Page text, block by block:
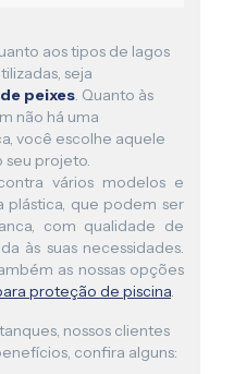
aos tipos de lagos
seja
peixes. Quanto às
não há uma
você escolhe aquele
seu projeto.
vários modelos e
plástica, que podem ser
com qualidade de
às suas necessidades.
as nossas opções
proteção de piscina.
nossos clientes
confira alguns: